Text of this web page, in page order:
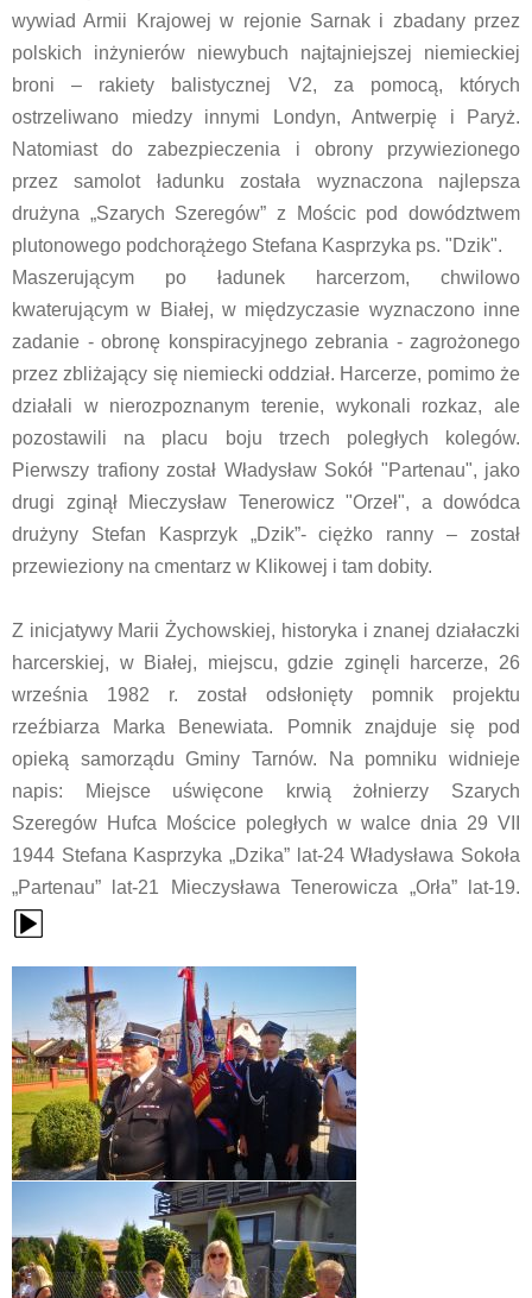
wywiad Armii Krajowej w rejonie Sarnak i zbadany przez
polskich inżynierów niewybuch najtajniejszej niemieckiej
broni – rakiety balistycznej V2, za pomocą, których
ostrzeliwano miedzy innymi Londyn, Antwerpię i Paryż.
Natomiast do zabezpieczenia i obrony przywiezionego
przez samolot ładunku została wyznaczona najlepsza
drużyna „Szarych Szeregów” z Mościc pod dowództwem
plutonowego podchorążego Stefana Kasprzyka ps. "Dzik".
Maszerującym po ładunek harcerzom, chwilowo
kwaterującym w Białej, w międzyczasie wyznaczono inne
zadanie - obronę konspiracyjnego zebrania - zagrożonego
przez zbliżający się niemiecki oddział. Harcerze, pomimo że
działali w nierozpoznanym terenie, wykonali rozkaz, ale
pozostawili na placu boju trzech poległych kolegów.
Pierwszy trafiony został Władysław Sokół "Partenau", jako
drugi zginął Mieczysław Tenerowicz "Orzeł", a dowódca
drużyny Stefan Kasprzyk „Dzik”- ciężko ranny – został
przewieziony na cmentarz w Klikowej i tam dobity.
Z inicjatywy Marii Żychowskiej, historyka i znanej działaczki
harcerskiej, w Białej, miejscu, gdzie zginęli harcerze, 26
września 1982 r. został odsłonięty pomnik projektu
rzeźbiarza Marka Benewiata. Pomnik znajduje się pod
opieką samorządu Gminy Tarnów. Na pomniku widnieje
napis: Miejsce uświęcone krwią żołnierzy Szarych
Szeregów Hufca Mościce poległych w walce dnia 29 VII
1944 Stefana Kasprzyka „Dzika” lat-24 Władysława Sokoła
„Partenau” lat-21 Mieczysława Tenerowicza „Orła” lat-19.
{Play}